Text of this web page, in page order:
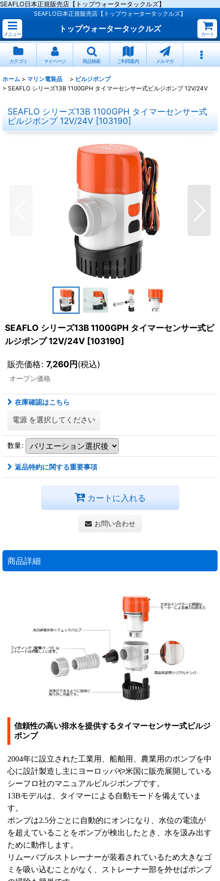
SEAFLO日本正規販売店【トップウォータータックルズ】
SEAFLO日本正規販売店【トップウォータータックルズ】
メニュー
トップウォータータックルズ
カート
カテゴリ マイページ 商品検索 ご利用案内 メルマガ
ホーム > マリン電装品 > ビルジポンプ
> SEAFLO シリーズ13B 1100GPH タイマーセンサー式ビルジポンプ 12V/24V
SEAFLO シリーズ13B 1100GPH タイマーセンサー式
ビルジポンプ 12V/24V [103190]
SEAFLO シリーズ13B 1100GPH タイマーセンサー式ビ
ルジポンプ 12V/24V [103190]
販売価格: 7,260円(税込)
オープン価格
在庫確認はこちら
電源 を選択してください
数量:
返品特約に関する重要事項
カートに入れる
お問い合わせ
商品詳細
信頼性の高い排水を提供するタイマーセンサー式ビルジ
ポンプ
2004年に設立された工業用、船舶用、農業用のポンプを中
心に設計製造し主にヨーロッパや米国に販売展開している
シーフロ社のマニュアルビルジポンプです。
13Bモデルは、タイマーによる自動モードを備えていま
す。
ポンプは2.5分ごとに自動的にオンになり、水位の電流が
を超えていることをポンプが検出したとき、水を汲み出す
ために動作します。
リムーバブルストレーナーが装着されているため大きなゴ
ミを吸い込むことがなく、ストレーナー部を外せばポンプ